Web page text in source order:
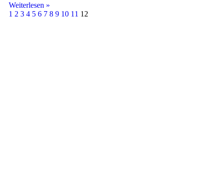
Weiterlesen »
1 2 3 4 5 6 7 8 9 10 11 12